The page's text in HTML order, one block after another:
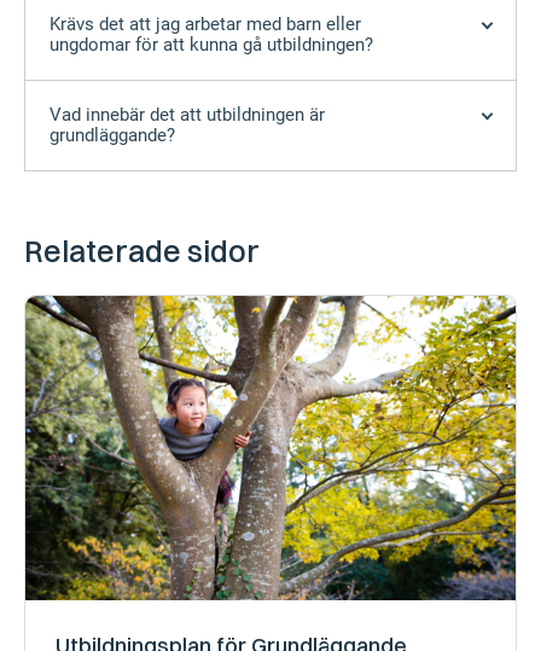
Krävs det att jag arbetar med barn eller
ungdomar för att kunna gå utbildningen?
Vad innebär det att utbildningen är
grundläggande?
Relaterade sidor
Utbildningsplan för Grundläggande